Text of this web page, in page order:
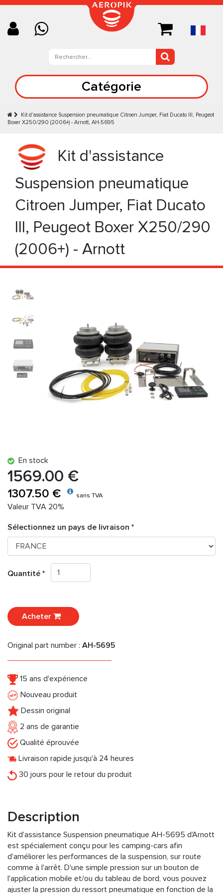
Catégorie
Kit d'assistance Suspension pneumatique Citroen Jumper, Fiat Ducato III, Peugeot
Boxer X250/290 (2006+) - Arnott, AH-5695
Kit d'assistance
Suspension pneumatique
Citroen Jumper, Fiat Ducato
III, Peugeot Boxer X250/290
(2006+) - Arnott
En stock
1569.00 €
1307.50 € sans TVA
Valeur TVA 20%
Sélectionnez un pays de livraison *
Quantité *
Acheter
Original part number : AH-5695
15 ans d'expérience
Nouveau produit
Dessin original
2 ans de garantie
Qualité éprouvée
Livraison rapide jusqu'à 24 heures
30 jours pour le retour du produit
Description
Kit d'assistance Suspension pneumatique AH-5695 d'Arnott
est spécialement conçu pour les camping-cars afin
d'améliorer les performances de la suspension, sur route
comme à l'arrêt. D'une simple pression sur un bouton de
l'application mobile et/ou du tableau de bord, vous pouvez
ajuster la pression du ressort pneumatique en fonction de la